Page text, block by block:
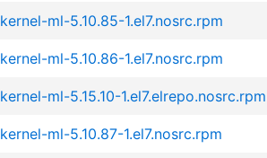
kernel-ml-5.10.85-1.el7.nosrc.rpm
kernel-ml-5.10.86-1.el7.nosrc.rpm
kernel-ml-5.15.10-1.el7.elrepo.nosrc.rpm
kernel-ml-5.10.87-1.el7.nosrc.rpm